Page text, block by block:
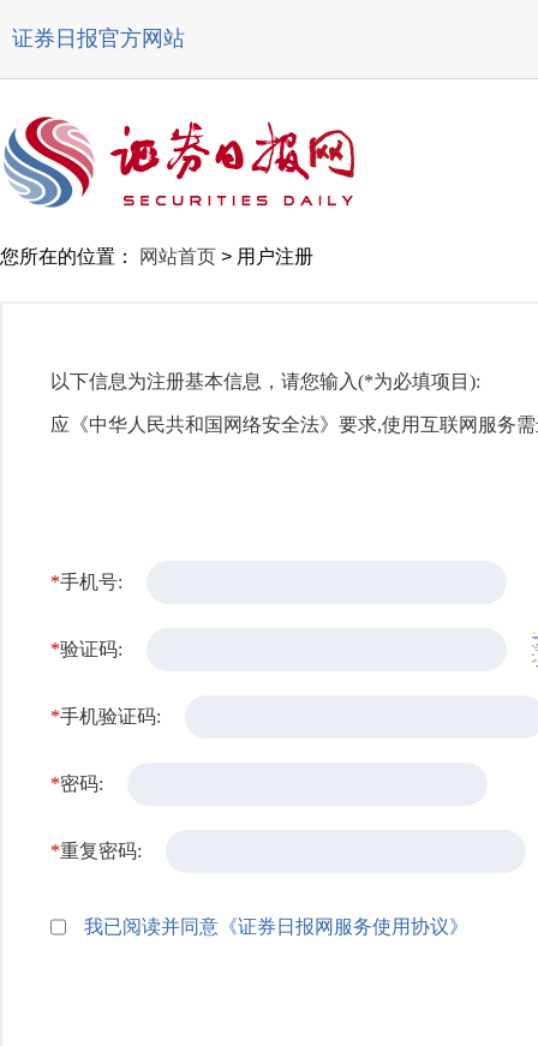
证券日报官方网站
您所在的位置： 网站首页 > 用户注册
以下信息为注册基本信息，请您输入(*为必填项目):
应《中华人民共和国网络安全法》要求,使用互联网服务
*手机号:
*验证码:
*手机验证码:
*密码:
*重复密码:
我已阅读并同意《证券日报网服务使用协议》